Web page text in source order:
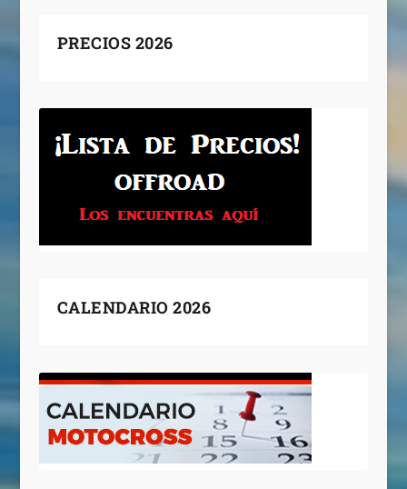
PRECIOS 2026
CALENDARIO 2026